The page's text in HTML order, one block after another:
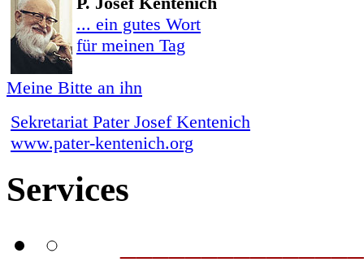
... ein gutes Wort
für meinen Tag
Meine Bitte an ihn
Sekretariat Pater Josef Kentenich
www.pater-kentenich.org
Services